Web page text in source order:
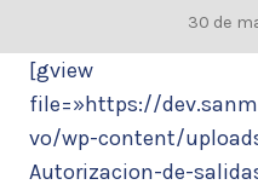
30 de
[gview
file=»https://
vo/wp-content/
Autorizacion-de-